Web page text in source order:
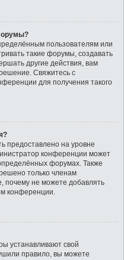
пользователям или
такие форумы, создавать
другие действия, вам
Свяжитесь с
для получения такого
предоставлено на уровне
конференции может
форумах. Также
только членам
почему не можете добавлять
конференции.
устанавливают свой
правило, вы можете